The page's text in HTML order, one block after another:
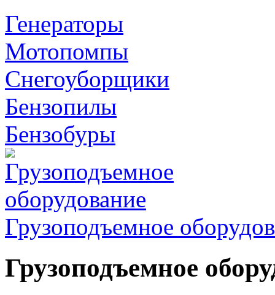
Генераторы
Мотопомпы
Снегоуборщики
Бензопилы
Бензобуры
Грузоподъемное
Грузоподъемное